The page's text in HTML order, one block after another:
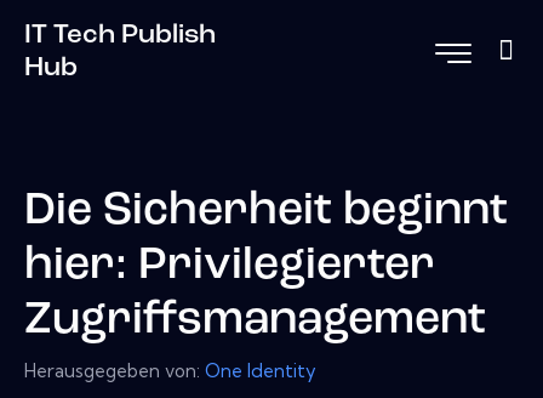
IT Tech Publish
Hub
Die Sicherheit beginnt
hier: Privilegierter
Zugriffsmanagement
Herausgegeben von: One Identity